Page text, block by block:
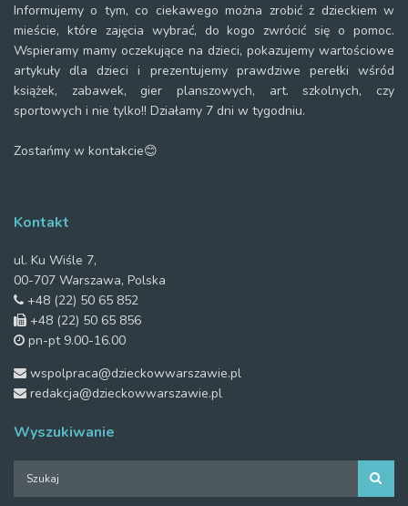
Informujemy o tym, co ciekawego można zrobić z dzieckiem w
mieście, które zajęcia wybrać, do kogo zwrócić się o pomoc.
Wspieramy mamy oczekujące na dzieci, pokazujemy wartościowe
artykuły dla dzieci i prezentujemy prawdziwe perełki wśród
książek, zabawek, gier planszowych, art. szkolnych, czy
sportowych i nie tylko!! Działamy 7 dni w tygodniu.
Zostańmy w kontakcie😊
Kontakt
ul. Ku Wiśle 7,
00-707 Warszawa, Polska
+48 (22) 50 65 852
+48 (22) 50 65 856
pn-pt 9.00-16.00
wspolpraca@dzieckowwarszawie.pl
redakcja@dzieckowwarszawie.pl
Wyszukiwanie